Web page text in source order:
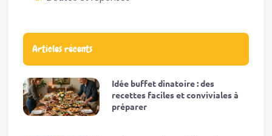
Articles récents
Idée buffet dinatoire : des
recettes faciles et conviviales à
préparer